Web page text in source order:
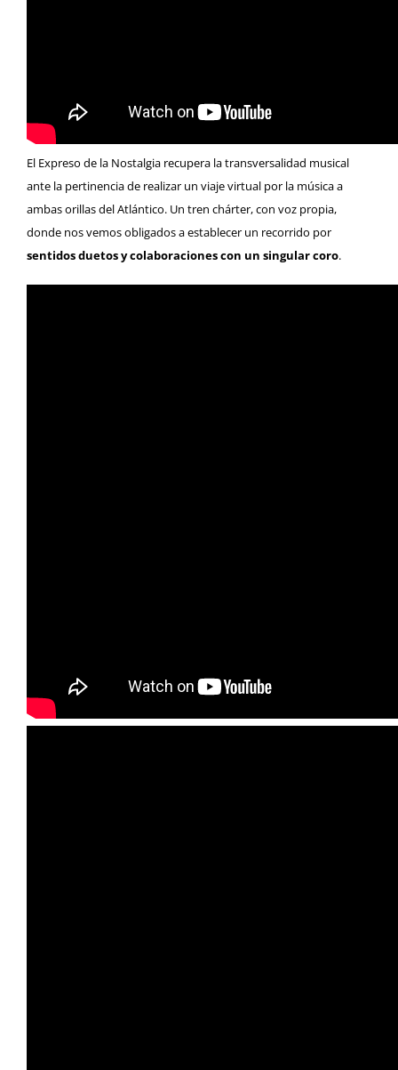
El Expreso de la Nostalgia recupera la transversalidad musical
ante la pertinencia de realizar un viaje virtual por la música a
ambas orillas del Atlántico. Un tren chárter, con voz propia,
donde nos vemos obligados a establecer un recorrido por
sentidos duetos y colaboraciones con un singular coro.